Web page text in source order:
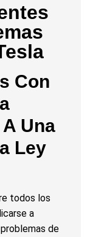
Con
Una
Ley
todos los
a
de